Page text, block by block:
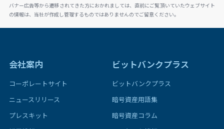
バナー広告等から遷移されてきた方におかれましては、直前にご覧頂いていたウェブサイト
の情報は、当社が作成し管理するものではありませんのでご留意ください。
会社案内
コーポレートサイト
ニュースリリース
プレスキット
ビットバンクプラス
ビットバンクプラス
暗号資産用語集
暗号資産コラム